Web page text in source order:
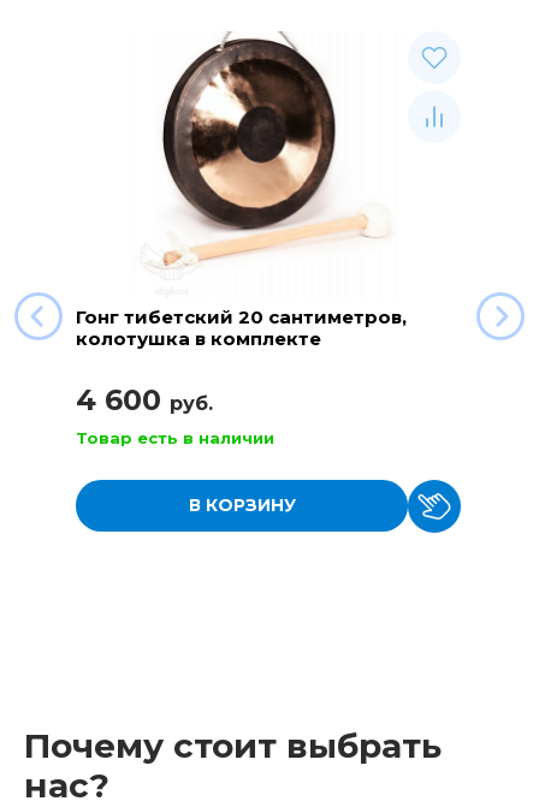
Гонг тибетский 20 сантиметров,
колотушка в комплекте
4 600 руб.
Товар есть в наличии
В КОРЗИНУ
Почему стоит выбрать
нас?